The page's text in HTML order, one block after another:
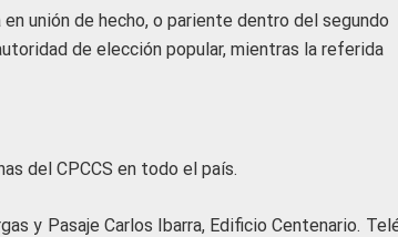
unión de hecho, o pariente dentro del segundo
de elección popular, mientras la referida
del CPCCS en todo el país.
y Pasaje Carlos Ibarra, Edificio Centenario.